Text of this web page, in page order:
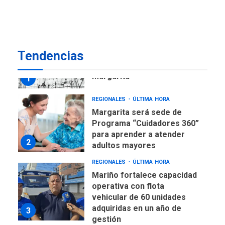
Tendencias
1
Margarita
2
REGIONALES ÚLTIMA HORA
Margarita será sede de
Programa “Cuidadores 360”
para aprender a atender
adultos mayores
3
REGIONALES ÚLTIMA HORA
Mariño fortalece capacidad
operativa con flota
vehicular de 60 unidades
adquiridas en un año de
gestión